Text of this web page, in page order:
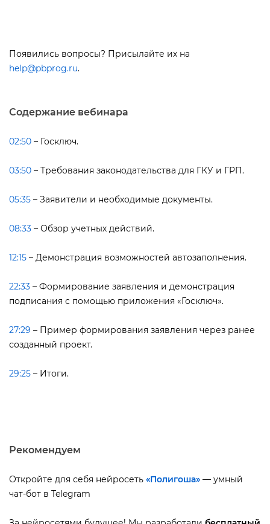
Появились вопросы? Присылайте их на
help@pbprog.ru.
Содержание вебинара
02:50 – Госключ.
03:50 – Требования законодательства для ГКУ и ГРП.
05:35 – Заявители и необходимые документы.
08:33 – Обзор учетных действий.
12:15 – Демонстрация возможностей автозаполнения.
22:33 – Формирование заявления и демонстрация
подписания с помощью приложения «Госключ».
27:29 – Пример формирования заявления через ранее
созданный проект.
29:25 – Итоги.
Рекомендуем
Откройте для себя нейросеть «Полигоша» — умный
чат-бот в Telegram